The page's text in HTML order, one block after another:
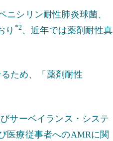
シリン耐性肺炎球菌、
り *2、近年では薬剤耐性真
ため、「薬剤耐性
サーベイランス・システ
医療従事者へのAMRに関